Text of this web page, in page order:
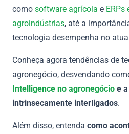
como software agrícola e ERPs
agroindústrias, até a
tecnologia desempenha no
Conheça agora tendências de
agronegócio, desvendando
Intelligence no agronegócio e
intrinsecamente interligados.
Além disso, entenda como